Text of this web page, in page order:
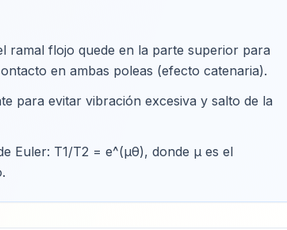
ramal flojo quede en la parte superior para
en ambas poleas (efecto catenaria).
para evitar vibración excesiva y salto de la
Euler: T1/T2 = e^(μθ), donde μ es el
.